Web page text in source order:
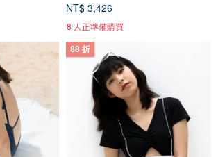
NT$ 3,426
8 人正準備購買
88 折